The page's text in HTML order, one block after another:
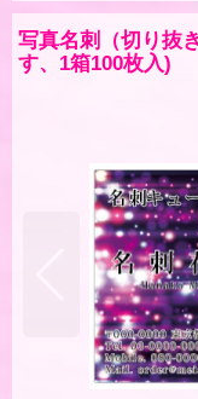
写真名刺（切り抜
す、1箱100枚入)